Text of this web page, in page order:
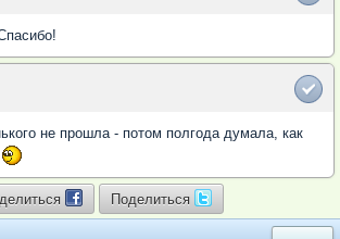
не прошла - потом полгода думала, как
Поделиться